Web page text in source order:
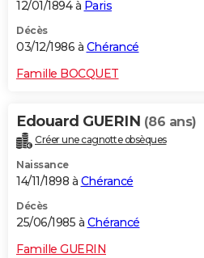
12/01/1894 à Paris
Décès
03/12/1986 à Chérancé
Famille BOCQUET
Edouard GUERIN (86 ans)
Créer une cagnotte obsèques
Naissance
14/11/1898 à Chérancé
Décès
25/06/1985 à Chérancé
Famille GUERIN